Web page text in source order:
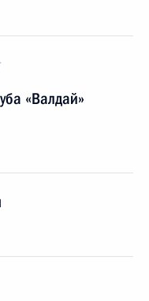
«Валдай»